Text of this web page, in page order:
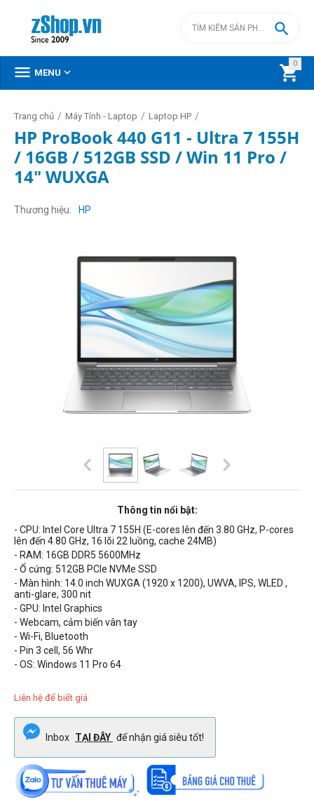
0


 MENU 
Trang chủ / Máy Tính - Laptop / Laptop HP /
HP ProBook 440 G11 - Ultra 7 155H
/ 16GB / 512GB SSD / Win 11 Pro /
14" WUXGA
Thương hiệu HP
Thông tin nổi bật:
- CPU: Intel Core Ultra 7 155H (E-cores lên đến 3.80 GHz, P-cores
lên đến 4.80 GHz, 16 lõi 22 luồng, cache 24MB)
- RAM: 16GB DDR5 5600MHz
- Ổ cứng: 512GB PCIe NVMe SSD
- Màn hình: 14.0 inch WUXGA (1920 x 1200), UWVA, IPS, WLED ,
anti-glare, 300 nit
- GPU: Intel Graphics
- Webcam, cảm biến vân tay
- Wi-Fi, Bluetooth
- Pin 3 cell, 56 Whr
- OS: Windows 11 Pro 64
Liên hệ để biết giá
Inbox TẠI ĐÂY để nhận giá siêu tốt!